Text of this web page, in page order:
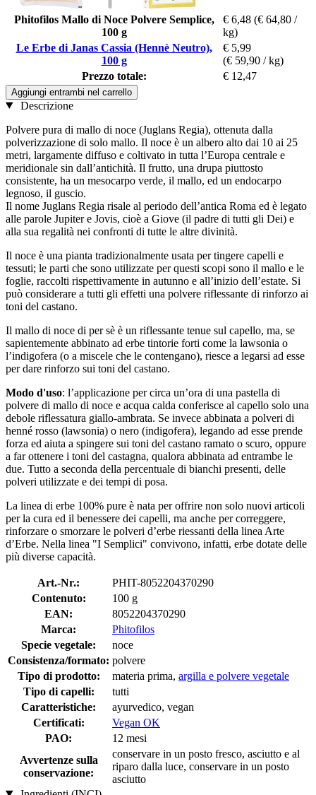
Phitofilos Mallo di Noce Polvere Semplice,
100 g
€ 6,48 (€ 64,80 /
kg)
Le Erbe di Janas Cassia (Hennè Neutro),
100 g
€ 5,99
(€ 59,90 / kg)
Prezzo totale:
€ 12,47
Aggiungi entrambi nel carrello
Descrizione
Polvere pura di mallo di noce (Juglans Regia), ottenuta dalla
polverizzazione di solo mallo. Il noce è un albero alto dai 10 ai 25
metri, largamente diffuso e coltivato in tutta l’Europa centrale e
meridionale sin dall’antichità. Il frutto, una drupa piuttosto
consistente, ha un mesocarpo verde, il mallo, ed un endocarpo
legnoso, il guscio.
Il nome Juglans Regia risale al periodo dell’antica Roma ed è legato
alle parole Jupiter e Jovis, cioè a Giove (il padre di tutti gli Dei) e
alla sua regalità nei confronti di tutte le altre divinità.
Il noce è una pianta tradizionalmente usata per tingere capelli e
tessuti; le parti che sono utilizzate per questi scopi sono il mallo e le
foglie, raccolti rispettivamente in autunno e all’inizio dell’estate. Si
può considerare a tutti gli effetti una polvere riflessante di rinforzo ai
toni del castano.
Il mallo di noce di per sè è un riflessante tenue sul capello, ma, se
sapientemente abbinato ad erbe tintorie forti come la lawsonia o
l’indigofera (o a miscele che le contengano), riesce a legarsi ad esse
per dare rinforzo sui toni del castano.
Modo d'uso: l’applicazione per circa un’ora di una pastella di
polvere di mallo di noce e acqua calda conferisce al capello solo una
debole riflessatura giallo-ambrata. Se invece abbinata a polveri di
henné rosso (lawsonia) o nero (indigofera), legando ad esse prende
forza ed aiuta a spingere sui toni del castano ramato o scuro, oppure
a far ottenere i toni del castagna, qualora abbinata ad entrambe le
due. Tutto a seconda della percentuale di bianchi presenti, delle
polveri utilizzate e dei tempi di posa.
La linea di erbe 100% pure è nata per offrire non solo nuovi articoli
per la cura ed il benessere dei capelli, ma anche per correggere,
rinforzare o smorzare le polveri d’erbe riessanti della linea Arte
d’Erbe. Nella linea "I Semplici" convivono, infatti, erbe dotate delle
più diverse capacità.
Art.-Nr.:
PHIT-8052204370290
Contenuto:
100 g
EAN:
8052204370290
Marca:
Phitofilos
Specie vegetale:
noce
Consistenza/formato: polvere
Tipo di prodotto:
materia prima, argilla e polvere vegetale
Tipo di capelli:
tutti
Caratteristiche:
ayurvedico, vegan
Certificati:
Vegan OK
PAO:
12 mesi
Avvertenze sulla
conservazione:
conservare in un posto fresco, asciutto e al
riparo dalla luce, conservare in un posto
asciutto